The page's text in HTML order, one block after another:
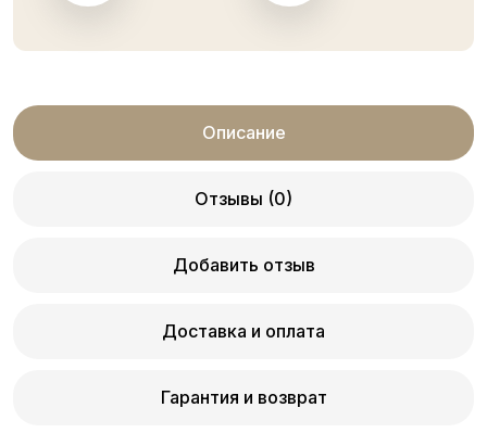
Описание
Отзывы (0)
Добавить отзыв
Доставка и оплата
Гарантия и возврат